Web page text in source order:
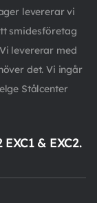
levererar vi
smidesföretag
levererar med
det. Vi ingår
Stålcenter
& EXC2.